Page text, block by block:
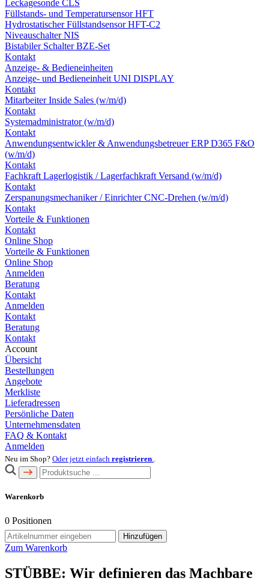
Leckagesonde CLS
Füllstands- und Temperatursensor HFT
Hydrostatischer Füllstandsensor HFT-C2
Niveauschalter NIS
Bistabiler Schalter BZE-Set
Kontakt
Anzeige- & Bedieneinheiten
Anzeige- und Bedieneinheit UNI DISPLAY
Kontakt
Mitarbeiter Inside Sales (w/m/d)
Kontakt
Systemadministrator (w/m/d)
Kontakt
Anwendungsentwickler & Anwendungsbetreuer ERP D365 F&O
(w/m/d)
Kontakt
Fachkraft Lagerlogistik / Lagerfachkraft Versand (w/m/d)
Kontakt
Zerspanungsmechaniker / Einrichter CNC-Drehen (w/m/d)
Kontakt
Vorteile & Funktionen
Kontakt
Online Shop
Vorteile & Funktionen
Online Shop
Anmelden
Beratung
Kontakt
Anmelden
Kontakt
Beratung
Kontakt
Account
Übersicht
Bestellungen
Angebote
Merkliste
Lieferadressen
Persönliche Daten
Unternehmensdaten
FAQ & Kontakt
Anmelden
Neu im Shop? Oder jetzt einfach registrieren..
Warenkorb
0 Positionen
Hinzufügen
Zum Warenkorb
STÜBBE: Wir definieren das Machbare